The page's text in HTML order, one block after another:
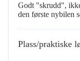
Godt "skrudd",
den første nybilen
Plass/praktiske